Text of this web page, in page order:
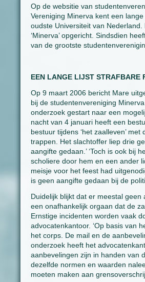
Op de websitie van
Vereniging Minerva kent een
oudste Universiteit van
‘Minerva’ opgericht. Sindsdien
van de grootste
EEN LANGE LIJST STRAFBARE
Op 9 maart 2006 bericht Mare
bij de studentenvereniging
onderzoek gestart naar een
nacht van 4 januari heeft een
bestuur tijdens ‘het zaalleven’
trappen. Het slachtoffer liep drie
aangifte gedaan.’ ‘Toch is ook bij
scholiere door hem en een ander
meisje voor het feest had
is geen aangifte gedaan bij de
Duidelijk blijkt dat er meestal
een onafhankelijk orgaan dat de
Ernstige incidenten worden vaak
advocatenkantoor. ‘Op basis van
het corps. De mail en de
onderzoek heeft het
aanbevelingen zijn in handen van
dezelfde normen en waarden
moeten maken aan